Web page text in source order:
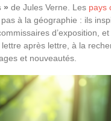
» de Jules Verne. Les pays
à la géographie : ils
d’exposition,
après lettre, à la
et nouveautés.